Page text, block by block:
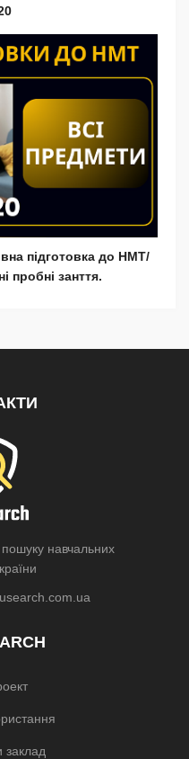
підготовка до НМТ/
пробні занття.
пошуку навчальних
заклад